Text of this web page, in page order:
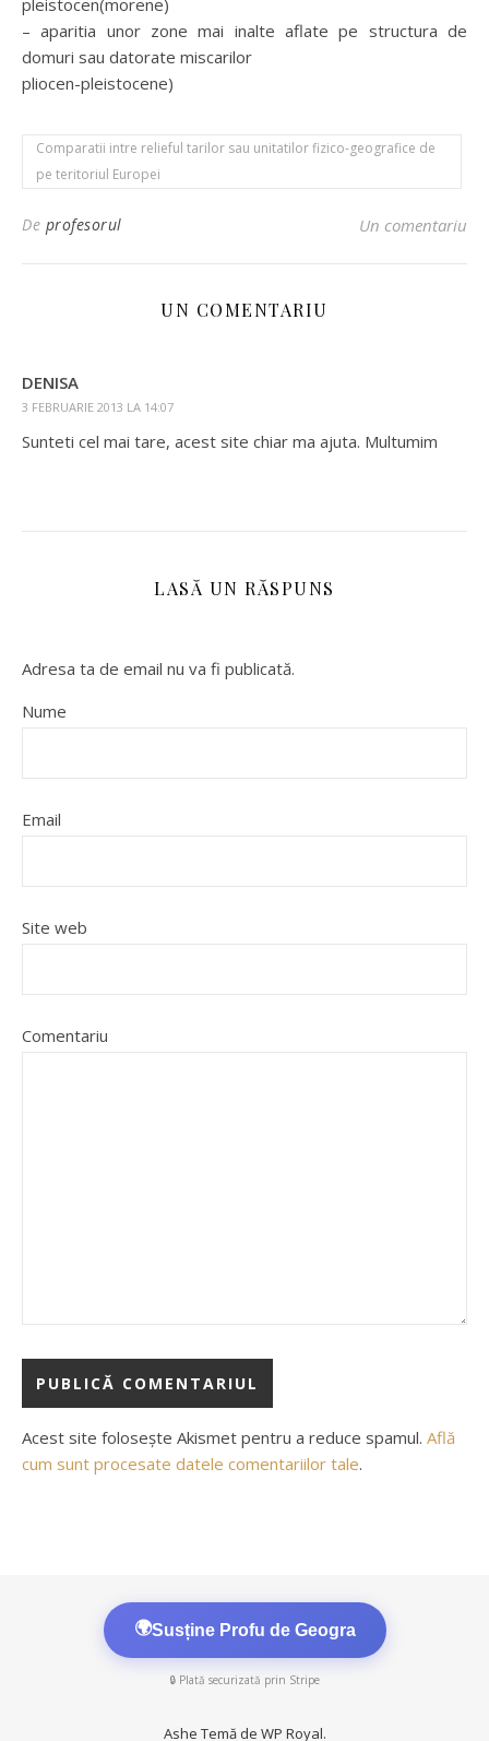
pleistocen(morene)
– aparitia unor zone mai inalte aflate pe structura de
domuri sau datorate miscarilor
pliocen-pleistocene)
Comparatii intre relieful tarilor sau unitatilor fizico-geografice de
pe teritoriul Europei
De profesorul Un comentariu
UN COMENTARIU
DENISA
3 FEBRUARIE 2013 LA 14:07
Sunteti cel mai tare, acest site chiar ma ajuta. Multumim
LASĂ UN RĂSPUNS
Adresa ta de email nu va fi publicată.
Nume
Email
Site web
Comentariu
Acest site folosește Akismet pentru a reduce spamul. Află
cum sunt procesate datele comentariilor tale.
🌍Susține Profu de Geogra
🔒 Plată securizată prin Stripe
Ashe Temă de WP Royal.